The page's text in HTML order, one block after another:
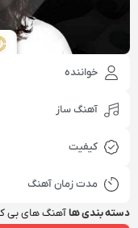
خواننده
آهنگ ساز
کیفیت
مدت زمان آهنگ
دسته بندی هاآهنگ‌ های بی‌